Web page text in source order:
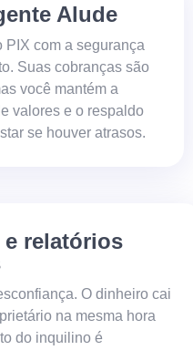
Alude
PIX com a segurança
Suas cobranças são
você mantém a
valores e o respaldo
se houver atrasos.
e relatórios
O dinheiro cai
na mesma hora
do inquilino é